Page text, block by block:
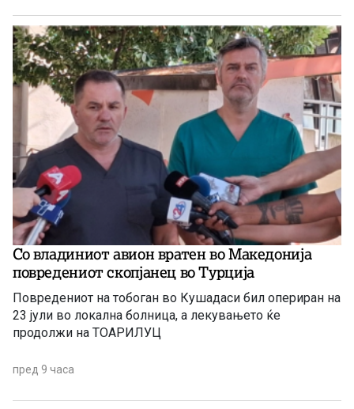
Со владиниот авион вратен во Македонија
повредениот скопјанец во Турција
Повредениот на тобоган во Кушадаси бил опериран на
23 јули во локална болница, а лекувањето ќе
продолжи на ТОАРИЛУЦ
пред 9 часа